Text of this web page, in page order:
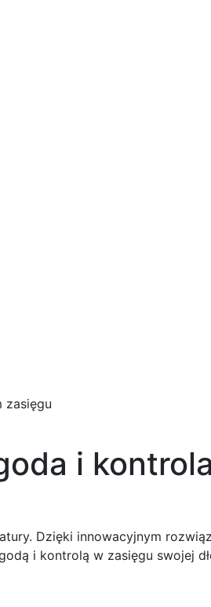
zasięgu
i
Dzięki innowacyjnym
i kontrolą w zasięgu swojej